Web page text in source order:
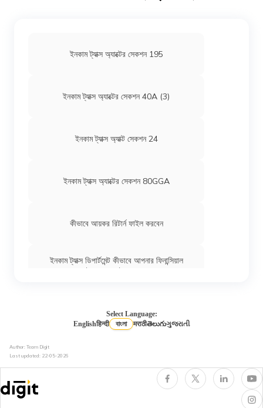
ইনকাম ট্যাক্স অ্যাক্টের সেকশন 195
ইনকাম ট্যাক্স অ্যাক্টের সেকশন 40A (3)
ইনকাম ট্যাক্স অ্যাক্ট সেকশন 24
ইনকাম ট্যাক্স অ্যাক্টের সেকশন 80GGA
কীভাবে আয়কর রিটার্ন ফাইল করবেন
ইনকাম ট্যাক্স ডিপার্টমেন্ট কীভাবে আপনার ফিনান্সিয়াল
ট্রান্সাকশনস ট্র্যাক করে
ইনকাম ট্যাক্স অ্যাক্টের সেকশন 44AD
Select Language:
Englishहिन्दी বাংলা मराठीతెలుగుગુજરાતી
Author: Team Digit
Last updated: 22-05-2026